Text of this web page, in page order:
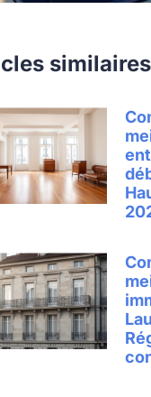
similaires